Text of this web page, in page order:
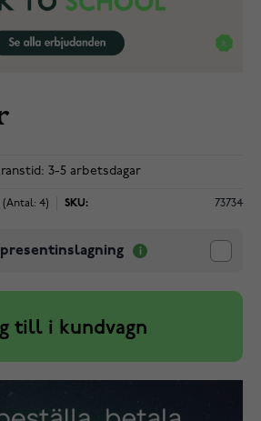
3-5 arbetsdagar
(Antal: 4) SKU: 73734
till i kundvagn